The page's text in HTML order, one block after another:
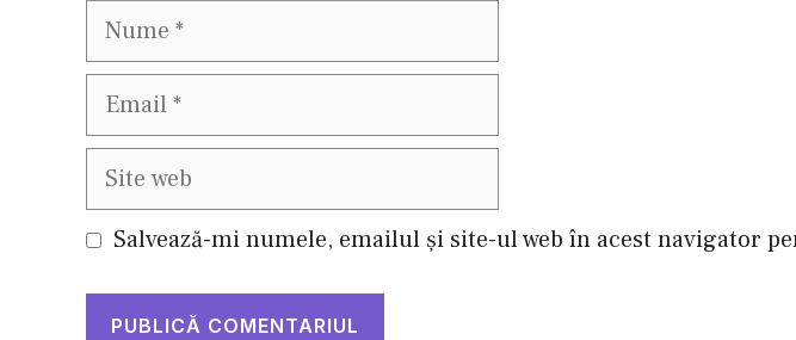
Nume
Email
Site
web
Salvează-mi numele, emailul și site-ul web în acest navigator